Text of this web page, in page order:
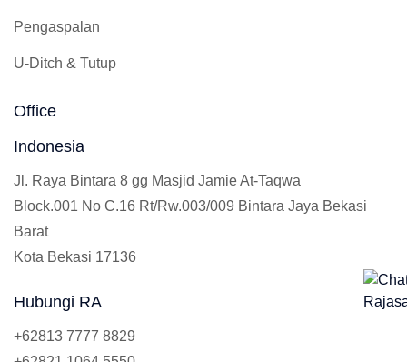
Pengaspalan
U-Ditch & Tutup
Office
Indonesia
Jl. Raya Bintara 8 gg Masjid Jamie At-Taqwa
Block.001 No C.16 Rt/Rw.003/009 Bintara Jaya Bekasi
Barat
Kota Bekasi 17136
Hubungi RA
+62813 7777 8829